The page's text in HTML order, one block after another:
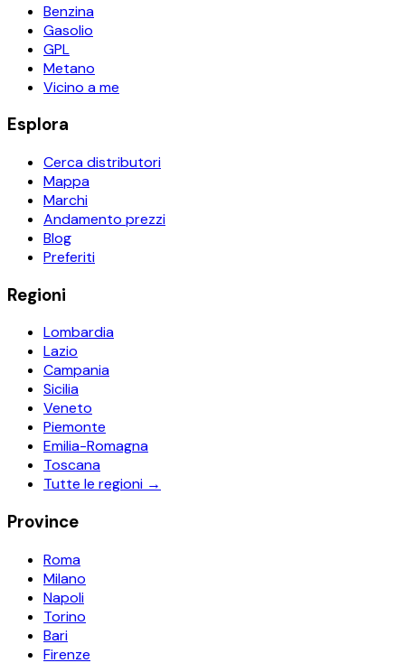
Benzina
Gasolio
GPL
Metano
Vicino a me
Esplora
Cerca distributori
Mappa
Marchi
Andamento prezzi
Blog
Preferiti
Regioni
Lombardia
Lazio
Campania
Sicilia
Veneto
Piemonte
Emilia-Romagna
Toscana
Tutte le regioni →
Province
Roma
Milano
Napoli
Torino
Bari
Firenze